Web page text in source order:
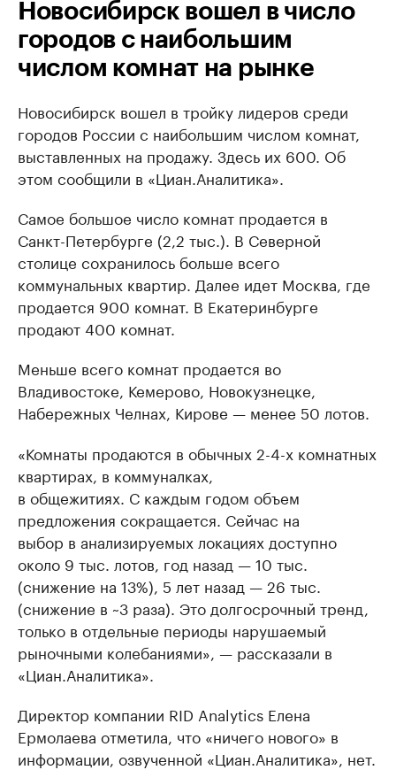
Новосибирск вошел в число
городов с наибольшим
числом комнат на рынке
Новосибирск вошел в тройку лидеров среди
городов России с наибольшим числом комнат,
выставленных на продажу. Здесь их 600. Об
этом сообщили в «Циан.Аналитика».
Самое большое число комнат продается в
Санкт-Петербурге (2,2 тыс.). В Северной
столице сохранилось больше всего
коммунальных квартир. Далее идет Москва, где
продается 900 комнат. В Екатеринбурге
продают 400 комнат.
Меньше всего комнат продается во
Владивостоке, Кемерово, Новокузнецке,
Набережных Челнах, Кирове — менее 50 лотов.
«Комнаты продаются в обычных 2-4-х комнатных
квартирах, в коммуналках,
в общежитиях. С каждым годом объем
предложения сокращается. Сейчас на
выбор в анализируемых локациях доступно
около 9 тыс. лотов, год назад — 10 тыс.
(снижение на 13%), 5 лет назад — 26 тыс.
(снижение в ~3 раза). Это долгосрочный тренд,
только в отдельные периоды нарушаемый
рыночными колебаниями», — рассказали в
«Циан.Аналитика».
Директор компании RID Analytics Елена
Ермолаева отметила, что «ничего нового» в
информации, озвученной «Циан.Аналитика», нет.